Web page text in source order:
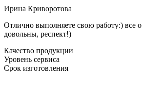
Ирина Криворотова
Отлично выполняете свою работу:) все
довольны, респект!)
Качество продукции
Уровень сервиса
Срок изготовления